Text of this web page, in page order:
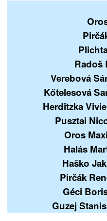
Radoš
Verebová
Kőtelesová
Herditzka
Pusztai
Oros
Halás
Haško
Pirčák
Géci
Guzej